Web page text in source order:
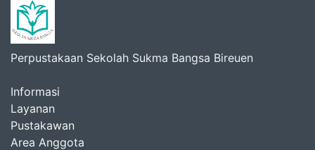
Perpustakaan Sekolah Sukma Bangsa Bireuen
Informasi
Layanan
Pustakawan
Area Anggota